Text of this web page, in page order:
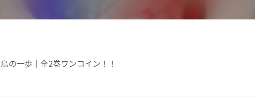
の一歩｜全2巻ワンコイン！！